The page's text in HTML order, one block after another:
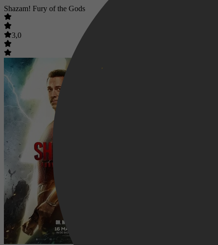
Shazam! Fury of the Gods
3,0